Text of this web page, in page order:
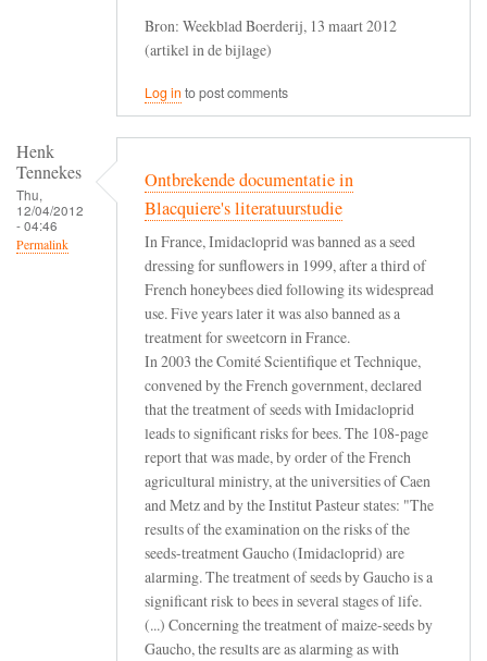
Bron: Weekblad Boerderij, 13 maart 2012
(artikel in de bijlage)
Log in to post comments
Henk
Tennekes
Thu,
12/04/2012
- 04:46
Permalink
Ontbrekende documentatie in
Blacquiere's literatuurstudie
In France, Imidacloprid was banned as a seed
dressing for sunflowers in 1999, after a third of
French honeybees died following its widespread
use. Five years later it was also banned as a
treatment for sweetcorn in France.
In 2003 the Comité Scientifique et Technique,
convened by the French government, declared
that the treatment of seeds with Imidacloprid
leads to significant risks for bees. The 108-page
report that was made, by order of the French
agricultural ministry, at the universities of Caen
and Metz and by the Institut Pasteur states: "The
results of the examination on the risks of the
seeds-treatment Gaucho (Imidacloprid) are
alarming. The treatment of seeds by Gaucho is a
significant risk to bees in several stages of life.
(...) Concerning the treatment of maize-seeds by
Gaucho, the results are as alarming as with